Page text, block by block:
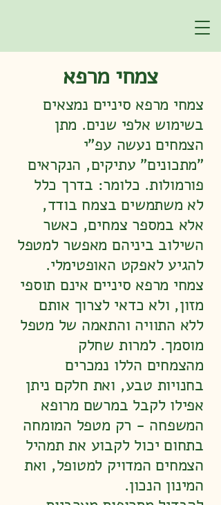
צמחי מרפא
צמחי מרפא סיניים נמצאים
בשימוש אלפי שנים. מתן
הצמחים נעשה עפ"י
"מתכונים" עתיקים, הנקראים
פורמולות. כלומר: בדרך כלל
לא משתמשים בצמח בודד,
אלא במספר צמחים, כאשר
השילוב ביניהם מאפשר למטפל
להגיע לאפקט האופטימלי.
צמחי מרפא סיניים אינם תוספי
מזון, ולא כדאי לצרוך אותם
ללא התוויה והתאמה של מטפל
מוסמך. למרות שחלק
מהצמחים הללו נמכרים
בחנויות טבע, ואת חלקם ניתן
אפילו לקבל במרשם מרופא
המשפחה - רק מטפל המומחה
בתחום יכול לקבוע את תמהיל
הצמחים המדויק למטופל, ואת
המינון הנכון.